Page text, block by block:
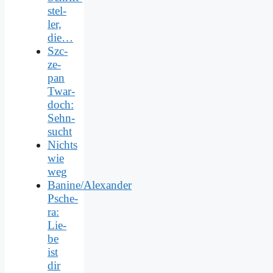
stel­
ler,
die…
Szc­
ze­
pan
Twar­
doch:
Sehn­
sucht
Nichts
wie
weg
Banine/Alexander
Psche­
ra:
Lie­
be
ist
dir